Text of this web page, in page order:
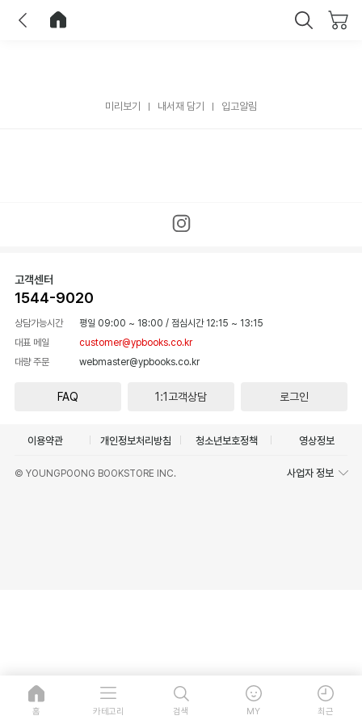
미리보기 내서재 담기 입고알림
고객센터
1544-9020
상담가능시간 평일 09:00 ~ 18:00 / 점심시간 12:15 ~ 13:15
대표 메일
customer@ypbooks.co.kr
대량 주문
webmaster@ypbooks.co.kr
FAQ 1:1고객상담 로그인
이용약관 개인정보처리방침 청소년보호정책 영상정보
© YOUNGPOONG BOOKSTORE INC. 사업자 정보
홈 카테고리 검색 MY 최근